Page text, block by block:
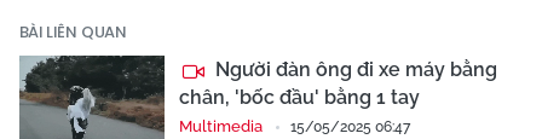
BÀI LIÊN QUAN
Người đàn ông đi xe máy bằng
chân, 'bốc đầu' bằng 1 tay
Multimedia 15/05/2025 06:47